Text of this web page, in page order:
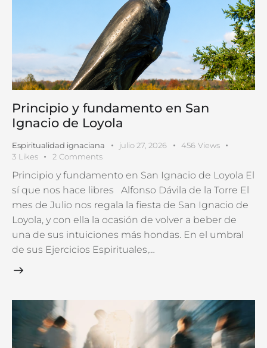
Principio y fundamento en San
Ignacio de Loyola
Espiritualidad ignaciana julio 27, 2026 456 Views
3 Likes 2 Comments
Principio y fundamento en San Ignacio de Loyola El
sí que nos hace libres Alfonso Dávila de la Torre El
mes de Julio nos regala la fiesta de San Ignacio de
Loyola, y con ella la ocasión de volver a beber de
una de sus intuiciones más hondas. En el umbral
de sus Ejercicios Espirituales,…